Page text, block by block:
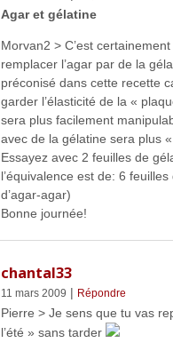
Agar et gélatine
Morvan2 > C’est
remplacer l’agar par de la
préconisé dans cette recette
garder l’élasticité de la «
sera plus facilement
avec de la gélatine sera plus
Essayez avec 2 feuilles de
l’équivalence est de: 6
d’agar-agar)
Bonne journée!
chantal33
11 mars 2009 | Répondre
Pierre > Je sens que tu vas
l’été » sans tarder